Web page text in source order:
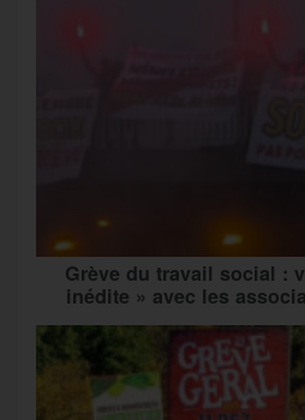
Grève du travail social :
inédite » avec les